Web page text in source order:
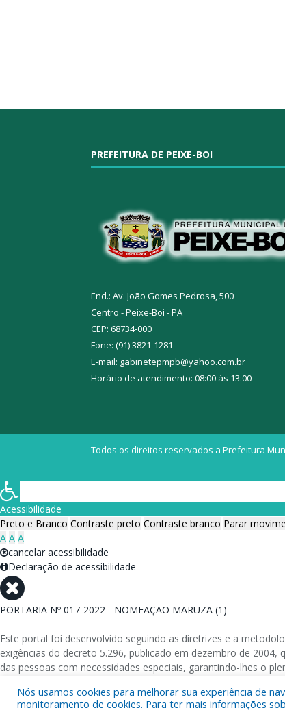
PREFEITURA DE PEIXE-BOI
End.: Av. João Gomes Pedrosa, 500
Centro - Peixe-Boi - PA
CEP: 68734-000
Fone: (91) 3821-1281
E-mail: gabinetepmpb@yahoo.com.br
Horário de atendimento: 08:00 às 13:00
Todos os direitos reservados a Prefeitura
Nós usamos cookies para melhorar sua experiência de
monitoramento de cookies. Para ter mais informações
Acessibilidade
Preto e Branco Contraste preto Contraste branco Parar
A A A
cancelar acessibilidade
Declaração de acessibilidade
PORTARIA Nº 017-2022 - NOMEAÇÃO MARUZA (1)
Este portal foi desenvolvido seguindo as diretrizes e a
exigências do decreto 5.296, publicado em dezembro de
das pessoas com necessidades especiais, garantindo-lhes o
Além de validações automáticas, foram realizados testes em